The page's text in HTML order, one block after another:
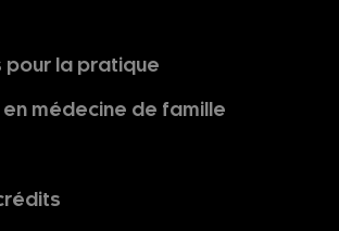
pour la pratique
médecine de famille